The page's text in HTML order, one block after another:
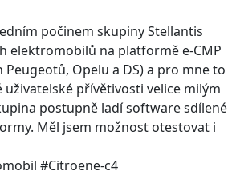
počinem skupiny Stellantis
elektromobilů na platformě e-CMP
Opelu a DS) a pro mne to
uživatelské přívětivosti velice milým
postupně ladí software sdílené
Měl jsem možnost otestovat i
#Citroene-c4